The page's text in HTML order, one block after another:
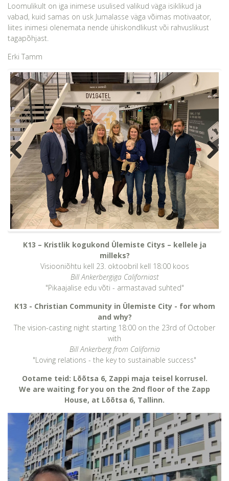
Loomulikult on iga inimese usulised valikud väga isiklikud ja
vabad, kuid samas on usk Jumalasse väga võimas motivaator,
liites inimesi olenemata nende ühiskondlikust või rahvuslikust
tagapõhjast.
Erki Tamm
Previo
us
Next
K13 – Kristlik kogukond Ülemiste Citys – kellele ja
milleks?
Visiooniõhtu kell 23. oktoobril kell 18:00 koos
Bill Ankerbergiga Californiast
"Pikaajalise edu võti - armastavad suhted"
K13 - Christian Community in Ülemiste City - for whom
and why?
The vision-casting night starting 18:00 on the 23rd of October
with
Bill Ankerberg from California
"Loving relations - the key to sustainable success"
Ootame teid: Lõõtsa 6, Zappi maja teisel korrusel.
We are waiting for you on the 2nd floor of the Zapp
House, at Lõõtsa 6, Tallinn.